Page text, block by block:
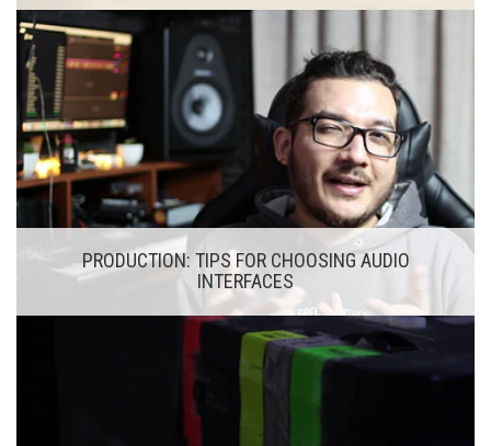
PRODUCTION: TIPS FOR CHOOSING AUDIO
INTERFACES